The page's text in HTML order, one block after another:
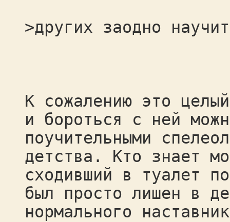
>других заодно
К сожалению это
и бороться с ней
поучительными
детства. Кто знает
сходивший в туалет
был просто лишен в
нормального